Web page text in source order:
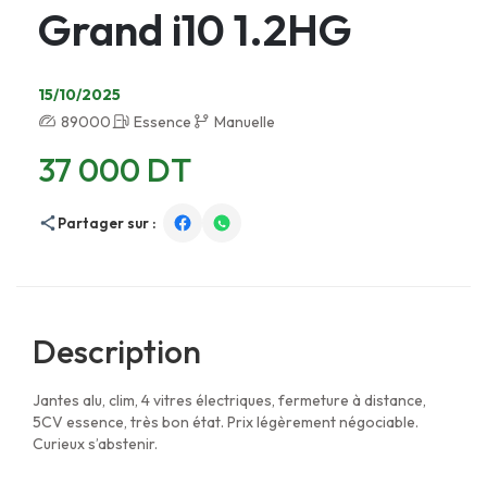
Grand i10 1.2HG
15/10/2025
89000
Essence Manuelle
37 000 DT
Partager sur :
Description
Jantes alu, clim, 4 vitres électriques, fermeture à distance,
5CV essence, très bon état. Prix légèrement négociable.
Curieux s’abstenir.